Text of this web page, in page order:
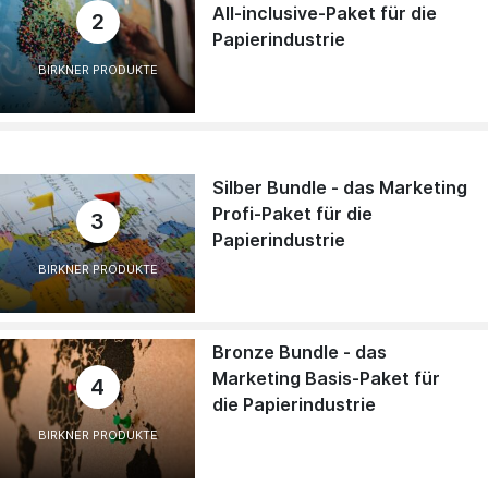
2
BIRKNER PRODUKTE
All-inclusive-Paket für die
Papierindustrie
3
BIRKNER PRODUKTE
Silber Bundle - das Marketing
Profi-Paket für die
Papierindustrie
4
BIRKNER PRODUKTE
Bronze Bundle - das
Marketing Basis-Paket für
die Papierindustrie